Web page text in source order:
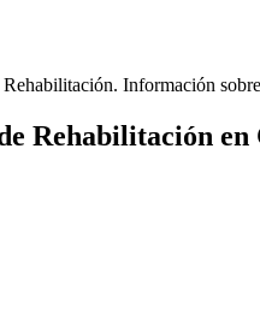
Información
Rehabilitación en